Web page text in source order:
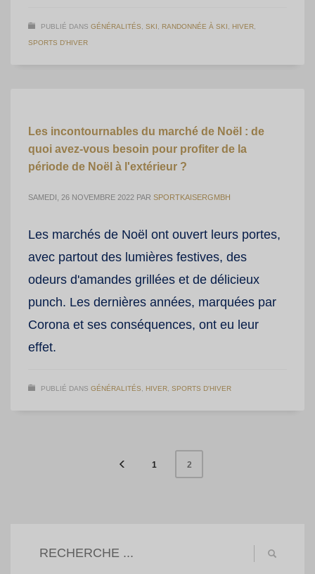
PUBLIÉ DANS GÉNÉRALITÉS SKI RANDONNÉE À SKI HIVER
SPORTS D'HIVER
Les incontournables du marché de Noël : de
quoi avez-vous besoin pour profiter de la
période de Noël à l'extérieur ?
SAMEDI, 26 NOVEMBRE 2022 PAR SPORTKAISERGMBH
Les marchés de Noël ont ouvert leurs portes,
avec partout des lumières festives, des
odeurs d'amandes grillées et de délicieux
punch. Les dernières années, marquées par
Corona et ses conséquences, ont eu leur
effet.
PUBLIÉ DANS GÉNÉRALITÉS, HIVER, SPORTS D'HIVER
1 2